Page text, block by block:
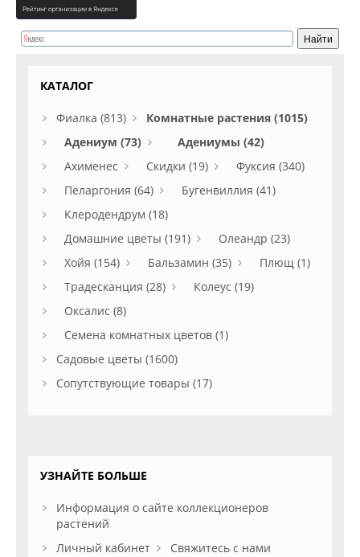
КАТАЛОГ
Фиалка (813)
Комнатные растения (1015)
Адениум (73)
Адениумы (42)
Ахименес
Скидки (19)
Фуксия (340)
Пеларгония (64)
Бугенвиллия (41)
Клеродендрум (18)
Домашние цветы (191)
Олеандр (23)
Хойя (154)
Бальзамин (35)
Плющ (1)
Традесканция (28)
Колеус (19)
Оксалис (8)
Семена комнатных цветов (1)
Садовые цветы (1600)
Сопутствующие товары (17)
УЗНАЙТЕ БОЛЬШЕ
Информация о сайте коллекционеров
растений
Личный кабинет
Свяжитесь с нами